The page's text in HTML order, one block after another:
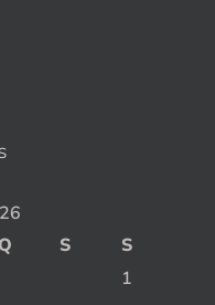
Q S
S
1